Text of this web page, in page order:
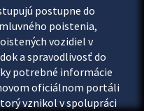
postupne do
poistenia,
vozidiel v
a spravodlivosť do
potrebné informácie
oficiálnom portáli
vznikol v spolupráci